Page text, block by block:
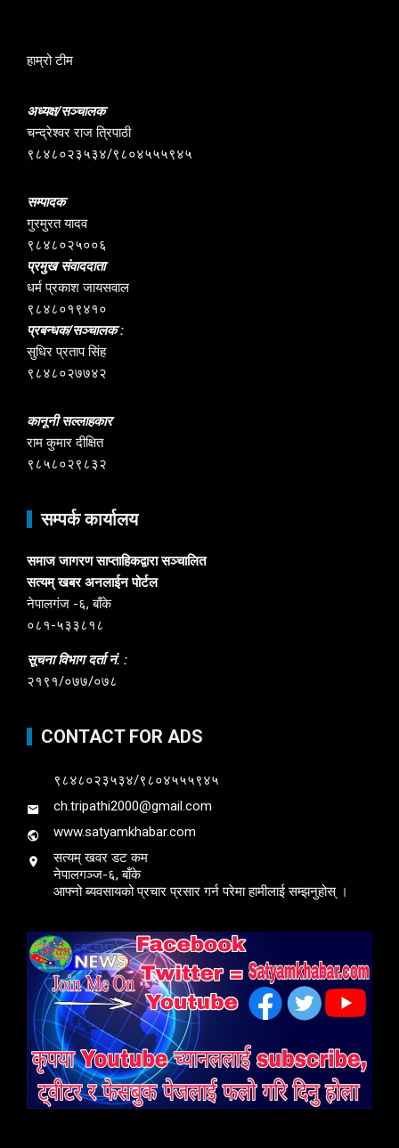
हाम्रो टीम
अध्यक्ष/सञ्चालक
चन्द्रेश्वर राज त्रिपाठी
९८४८०२३५३४/९८०४५५५९४५
सम्पादक
गुरमुरत यादव
९८४८०२५००६
प्रमुख संवाददाता
धर्म प्रकाश जायसवाल
९८४८०१९४१०
प्रबन्धक/सञ्चालक :
सुधिर प्रताप सिंह
९८४८०२७७४२
कानूनी सल्लाहकार
राम कुमार दीक्षित
९८५८०२९८३२
सम्पर्क कार्यालय
समाज जागरण साप्ताहिकद्वारा सञ्चालित
सत्यम् खबर अनलाईन पोर्टल
नेपालगंज -६, बाँके
०८१-५३३८१८
सूचना विभाग दर्ता नं. :
२१९१/०७७/०७८
CONTACT FOR ADS
९८४८०२३५३४/९८०४५५५९४५
ch.tripathi2000@gmail.com
www.satyamkhabar.com
सत्यम् खवर डट कम
नेपालगञ्ज-६, बाँके
आफ्नो ब्यवसायको प्रचार प्रसार गर्न परेमा हामीलाई सम्झनुहोस् ।